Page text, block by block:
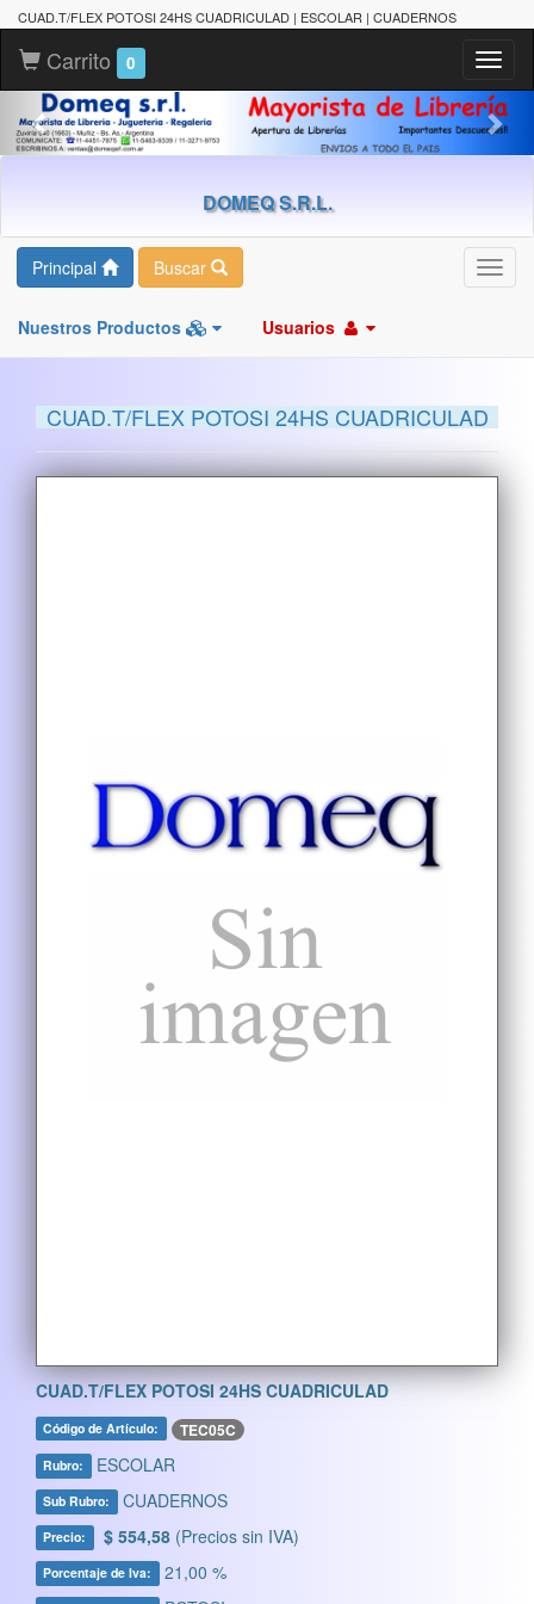
CUAD.T/FLEX POTOSI 24HS CUADRICULAD | ESCOLAR | CUADERNOS
Carrito 0
DOMEQ S.R.L.
Principal Buscar
Nuestros Productos Usuarios
CUAD.T/FLEX POTOSI 24HS CUADRICULAD
CUAD.T/FLEX POTOSI 24HS CUADRICULAD
Código de Artículo: TEC05C
Rubro: ESCOLAR
Sub Rubro: CUADERNOS
Precio: $ 554,58 (Precios sin IVA)
Porcentaje de Iva: 21,00 %